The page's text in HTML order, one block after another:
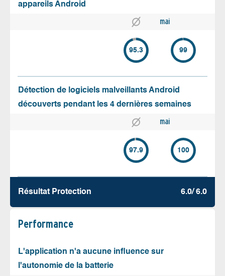
appareils Android
mai
95.3 99
Détection de logiciels malveillants Android
découverts pendant les 4 dernières semaines
mai
97.9 100
Résultat Protection 6.0/ 6.0
Performance
L'application n'a aucune influence sur
l'autonomie de la batterie